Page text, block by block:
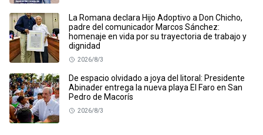
La Romana declara Hijo Adoptivo a Don Chicho,
padre del comunicador Marcos Sánchez:
homenaje en vida por su trayectoria de trabajo y
dignidad
2026/8/3
De espacio olvidado a joya del litoral: Presidente
Abinader entrega la nueva playa El Faro en San
Pedro de Macorís
2026/8/3